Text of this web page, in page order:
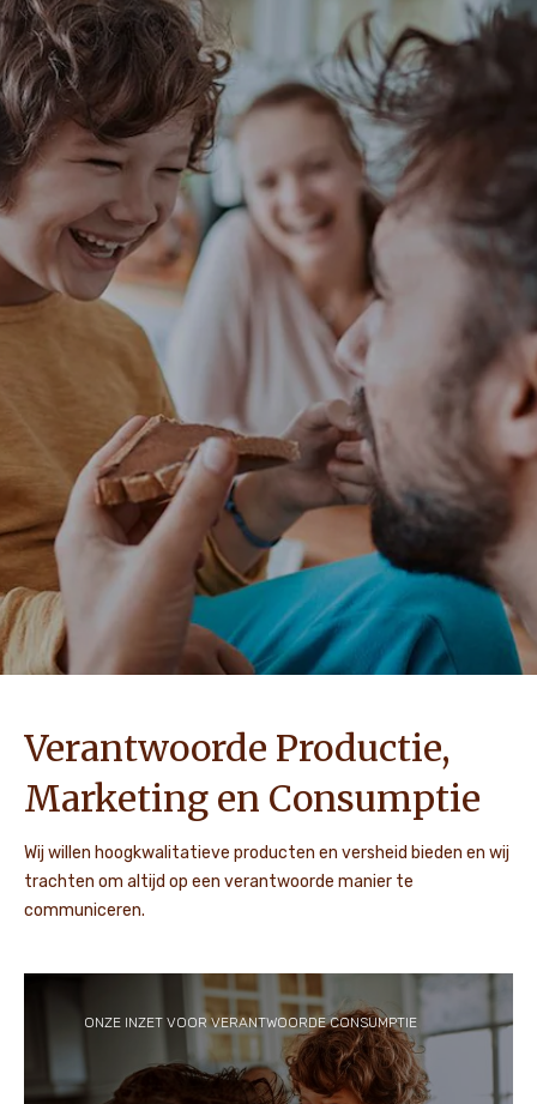
NIEUWS EN VERHALEN
Verantwoorde Productie,
Marketing en Consumptie
Wij willen hoogkwalitatieve producten en versheid bieden en wij
trachten om altijd op een verantwoorde manier te
communiceren.
ONZE INZET VOOR VERANTWOORDE CONSUMPTIE